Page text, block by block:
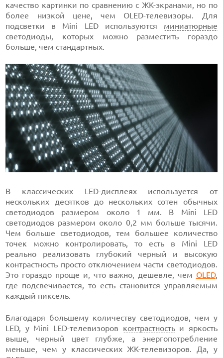
качество картинки по сравнению с ЖК-экранами, но по
более низкой цене, чем OLED-телевизоры. Для
подсветки в Mini LED используются миниатюрные
светодиоды, которых можно разместить гораздо
больше, чем стандартных.
В классических LED-дисплеях используется от
нескольких десятков до нескольких сотен обычных
светодиодов размером около 1 мм. В Mini LED
светодиодов размером около 0,2 мм больше тысячи.
Чем больше светодиодов, тем большее количество
точек можно контролировать, то есть в Mini LED
реально реализовать глубокий черный и высокую
контрастность просто отключением части светодиодов.
Это гораздо проще и, что важно, дешевле, чем OLED,
где подсвечивается, то есть становится управляемым
каждый пиксель.
Благодаря большему количеству светодиодов, чем у
LED, у Mini LED-телевизоров контрастностьи яркость
выше, черный цвет глубже, а энергопотребление
меньше, чем у классических ЖК-телевизоров. Да, у